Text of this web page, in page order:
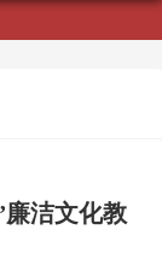
廉洁文化教